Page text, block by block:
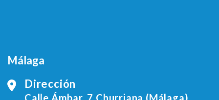
Málaga
Dirección
Calle Ámbar, 7 Churriana (Málaga)